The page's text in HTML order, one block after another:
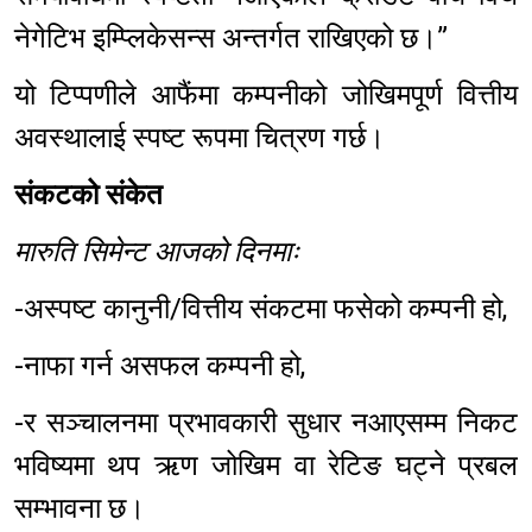
नेगेटिभ इम्प्लिकेसन्स अन्तर्गत राखिएको छ।”
यो टिप्पणीले आफैंमा कम्पनीको जोखिमपूर्ण वित्तीय
अवस्थालाई स्पष्ट रूपमा चित्रण गर्छ।
संकटको संकेत
मारुति सिमेन्ट आजको दिनमाः
-अस्पष्ट कानुनी/वित्तीय संकटमा फसेको कम्पनी हो,
-नाफा गर्न असफल कम्पनी हो,
-र सञ्चालनमा प्रभावकारी सुधार नआएसम्म निकट
भविष्यमा थप ऋण जोखिम वा रेटिङ घट्ने प्रबल
सम्भावना छ।